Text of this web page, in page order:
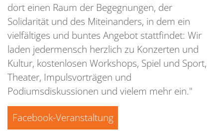
dort einen Raum der Begegnungen, der
Solidarität und des Miteinanders, in dem ein
vielfältiges und buntes Angebot stattfindet: Wir
laden jedermensch herzlich zu Konzerten und
Kultur, kostenlosen Workshops, Spiel und Sport,
Theater, Impulsvorträgen und
Podiumsdiskussionen und vielem mehr ein."
Facebook-Veranstaltung